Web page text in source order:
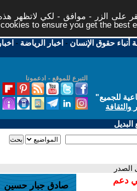
على الزر - موافق - لكي لاتظهر
to ensure you get the best
أنباء حقوق الإنسان - اخبار الرياضة - اخبار
التبرع للموقع - ادعمونا
للجميع"
الصدر
دعم
صادق جبار حسين